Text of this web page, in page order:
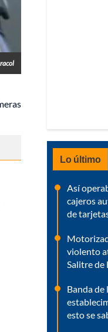
Lo último
Así
cajeros
de
violento
Salitre de
Banda
esto se